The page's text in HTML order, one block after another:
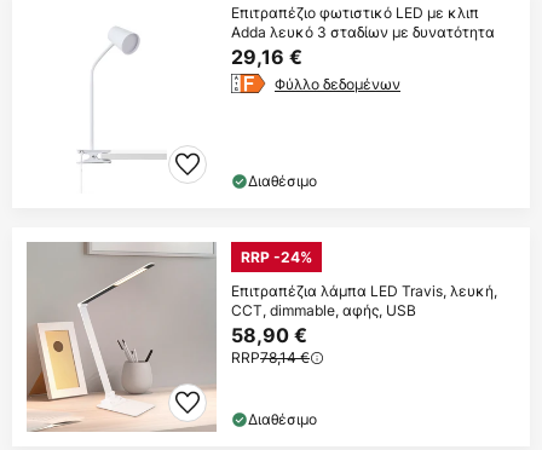
Επιτραπέζιο φωτιστικό LED με κλιπ
Adda λευκό 3 σταδίων με δυνατότητα
29,16 €
Φύλλο δεδομένων
Διαθέσιμο
RRP -24%
Επιτραπέζια λάμπα LED Travis, λευκή,
CCT, dimmable, αφής, USB
58,90 €
RRP78,14 €
Διαθέσιμο